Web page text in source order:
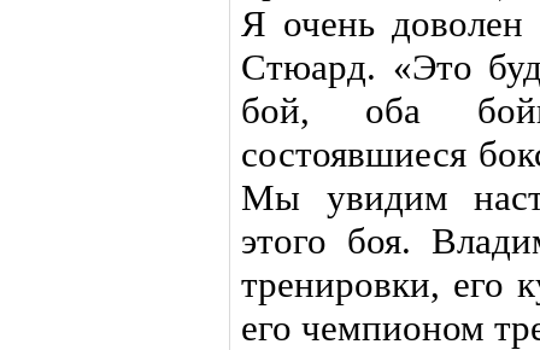
Я очень доволен
Стюард. «Это
бой, оба
состоявшиеся
Мы увидим
этого боя.
тренировки, его
его чемпионом